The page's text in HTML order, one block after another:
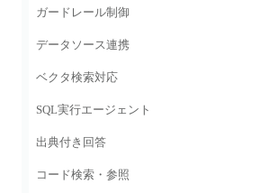
ガードレール制御
データソース連携
ベクタ検索対応
SQL実行エージェント
出典付き回答
コード検索・参照